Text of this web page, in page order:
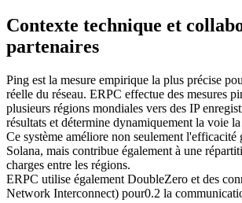
Contexte technique et
partenaires
Ping est la mesure empirique la plus précise
réelle du réseau. ERPC effectue des mesures
plusieurs régions mondiales vers des IP
résultats et détermine dynamiquement la voie
Ce système améliore non seulement l'efficacité
Solana, mais contribue également à une
charges entre les régions.
ERPC utilise également DoubleZero et des
Network Interconnect) pour0.2 la